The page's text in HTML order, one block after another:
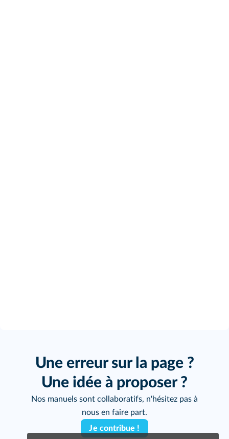
Une erreur sur la page ?
Une idée à proposer ?
Nos manuels sont collaboratifs, n'hésitez pas à
nous en faire part.
Je contribue !